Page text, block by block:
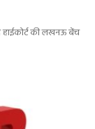
हाईकोर्ट की लखनऊ बेंच